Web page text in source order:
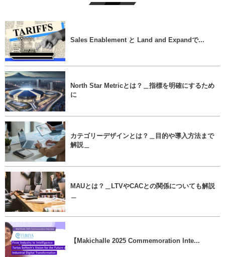
Sales Enablement と Land and Expandで...
North Star Metricとは？＿指標を明確にするため
に
カテゴリーデザインとは？＿目的や導入方法まで
解説＿
MAUとは？＿LTVやCACとの関係についても解説
【Makichalle 2025 Commemoration Inte...